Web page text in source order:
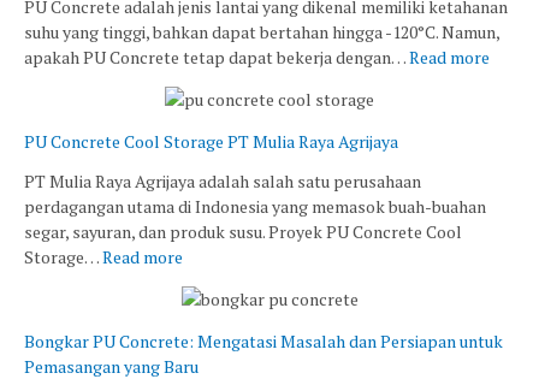
PU Concrete adalah jenis lantai yang dikenal memiliki ketahanan
suhu yang tinggi, bahkan dapat bertahan hingga -120°C. Namun,
apakah PU Concrete tetap dapat bekerja dengan…Read more
PU Concrete Cool Storage PT Mulia Raya Agrijaya
PT Mulia Raya Agrijaya adalah salah satu perusahaan
perdagangan utama di Indonesia yang memasok buah-buahan
segar, sayuran, dan produk susu. Proyek PU Concrete Cool
Storage…Read more
Bongkar PU Concrete: Mengatasi Masalah dan Persiapan untuk
Pemasangan yang Baru